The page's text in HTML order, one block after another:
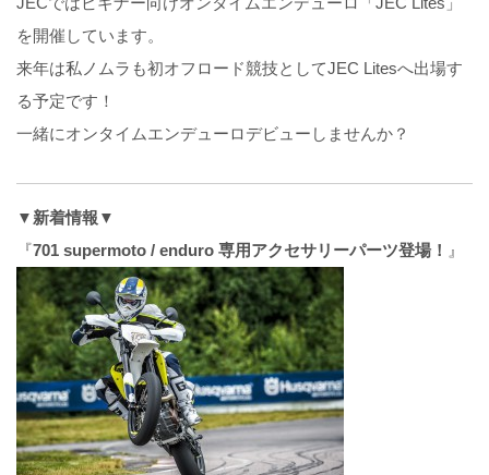
を開催しています。
来年は私ノムラも初オフロード競技としてJEC Litesへ出場す
る予定です！
一緒にオンタイムエンデューロデビューしませんか？
▼新着情報▼
『701 supermoto / enduro 専用アクセサリーパーツ登場！ 』